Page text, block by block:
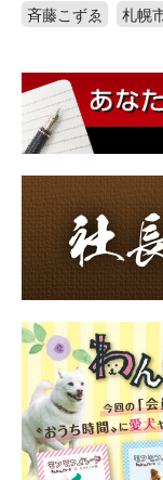
斉藤こずゑ
札幌